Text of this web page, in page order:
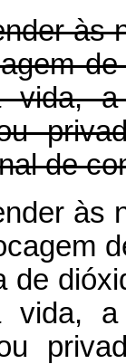
às
vida,
de
às
de
vida,